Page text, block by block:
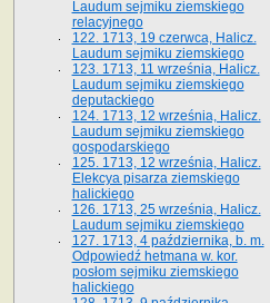
Laudum sejmiku ziemskiego
relacyjnego
122. 1713, 19 czerwca, Halicz.
Laudum sejmiku ziemskiego
123. 1713, 11 września, Halicz.
Laudum sejmiku ziemskiego
deputackiego
124. 1713, 12 września, Halicz.
Laudum sejmiku ziemskiego
gospodarskiego
125. 1713, 12 września, Halicz.
Elekcya pisarza ziemskiego
halickiego
126. 1713, 25 września, Halicz.
Laudum sejmiku ziemskiego
127. 1713, 4 października, b. m.
Odpowiedź hetmana w. kor.
posłom sejmiku ziemskiego
halickiego